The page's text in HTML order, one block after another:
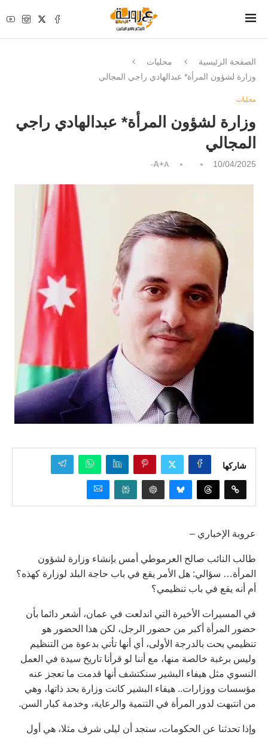
الصفحة الرئيسية
محليات
وزارة لشؤون المرأة* عبدالهادي راجي المجالي
محليات
وزارة لشؤون المرأة* عبدالهادي راجي
المجالي
10/04/2025
A+A-
شاركها
عروبة الإخباري –
طالب النائب صالح العرموطي أمس بإنشاء وزارة لشؤون
المرأة… سؤالي: هل الأمر يقع في باب حاجة البلد لوزارة كهذه؟
أم أنه يقع في باب تنظيمي؟
في المسيرات الأخيرة التي اندلعت في عمان، أشعر دائما بأن
حضور المرأة أكبر من حضور الرجل، لكن هذا الحضور هو
تنظيمي بحت بالدرجة الأولى، أي أنها تأتي بدعوة من التنظيم
وليس برغبة خالصة منها، مع أننا لو قرأنا تاريخ سيدة في العمل
النسوي مثل هيفاء البشير سنكتشف أنها قدمت ما تعجز عنه
مؤسسات ووزارات.. هيفاء البشير كانت وزارة بحد ذاتها، وهي
من انتبهت لدور المرأة في التنمية والرعاية، وخدمة كبار السن.
وإذا تحدثنا عن الحكومات، سنجد أن ليلى شرف مثلا، هي أول